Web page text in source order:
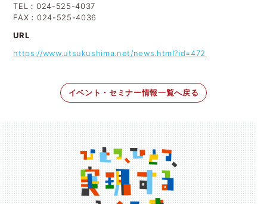
TEL：024-525-4037
FAX：024-525-4036
URL
https://www.utsukushima.net/news.html?id=472
イベント・セミナー情報一覧へ戻る